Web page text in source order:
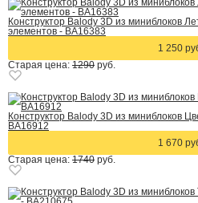
Конструктор Balody 3D из миниблоков
элементов - BA16383
1 250
Старая цена: 1290 руб.
Конструктор Balody 3D из миниблоков
BA16912
1 670
Старая цена: 1740 руб.